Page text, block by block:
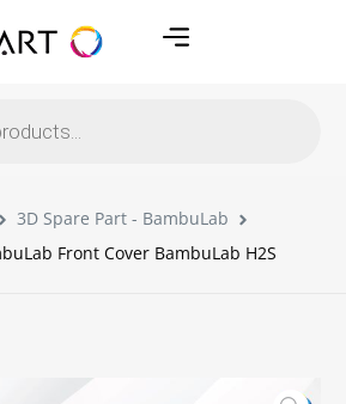
3D Spare Part - BambuLab
Front Cover BambuLab H2S